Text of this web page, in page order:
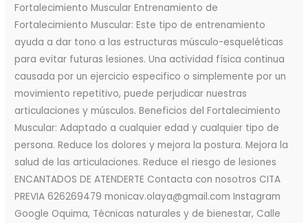
Fortalecimiento Muscular Entrenamiento de
Fortalecimiento Muscular: Este tipo de entrenamiento
ayuda a dar tono a las estructuras músculo-esqueléticas
para evitar futuras lesiones. Una actividad física continua
causada por un ejercicio especifico o simplemente por un
movimiento repetitivo, puede perjudicar nuestras
articulaciones y músculos. Beneficios del Fortalecimiento
Muscular: Adaptado a cualquier edad y cualquier tipo de
persona. Reduce los dolores y mejora la postura. Mejora la
salud de las articulaciones. Reduce el riesgo de lesiones
ENCANTADOS DE ATENDERTE Contacta con nosotros CITA
PREVIA 626269479 monicav.olaya@gmail.com Instagram
Google Oquima, Técnicas naturales y de bienestar, Calle